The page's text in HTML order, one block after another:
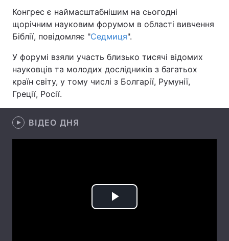
Україна Політика
Економіка Світ
Спорт Наука
Техно і зв'язок Лайт
Здоров'я
Конгрес є наймасштабнішим на сьогодні
щорічним науковим форумом в області вивчення
Біблії, повідомляє "Седмиця".
У форумі взяли участь близько тисячі відомих
науковців та молодих дослідників з багатьох
країн світу, у тому числі з Болгарії, Румунії,
Греції, Росії.
ВІДЕО ДНЯ
Play